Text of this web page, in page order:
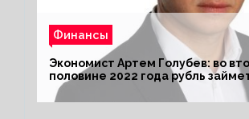
Финансы
Экономист Артем Голубев: во
половине 2022 года рубль
комфортный курс